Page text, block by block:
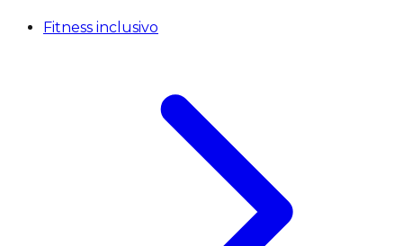
Fitness inclusivo